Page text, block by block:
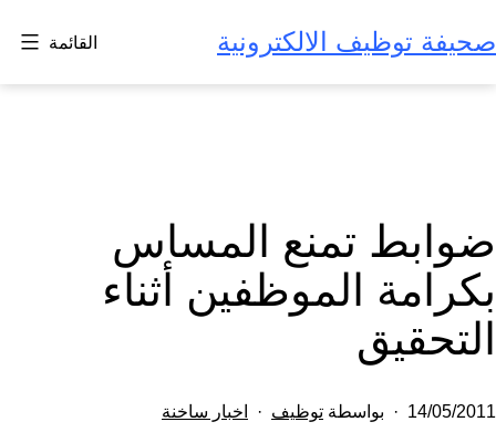
إلى
المحتوى
صحيفة توظيف الالكترونية القائمة
ضوابط تمنع المساس
بكرامة الموظفين أثناء
التحقيق
تم
14/05/2011 بواسطة توظيف
مصنف
اخبار ساخنة